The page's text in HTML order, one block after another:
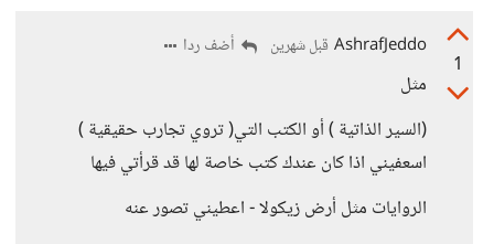
1
AshrafJeddo قبل شهرين أضف ردا
مثل
(السير الذاتية ) أو الكتب التي( تروي تجارب حقيقية )
اسعفيني اذا كان عندك كتب خاصة لها قد قرأتي فيها
الروايات مثل أرض زيكولا - اعطيني تصور عنه